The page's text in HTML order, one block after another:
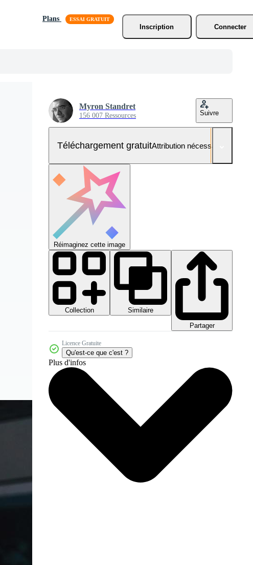
Plans
Inscription
Connecter
Myron Standret
156 007 Ressources Suivre
Téléchargement gratuitAttribution nécessaire
Réimaginez cette image
Collection
Similaire
Partager
Licence Gratuite
Qu'est-ce que c'est ?
Plus d'infos